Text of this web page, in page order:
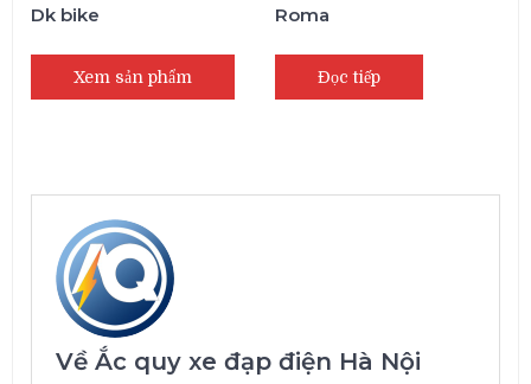
Dk bike
Xem sản phẩm
Roma
Đọc tiếp
Về Ắc quy xe đạp điện Hà Nội